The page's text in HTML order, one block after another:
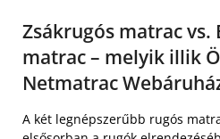
Zsákrugós matrac vs.
matrac – melyik illik
Netmatrac
A két legnépszerűbb rugós